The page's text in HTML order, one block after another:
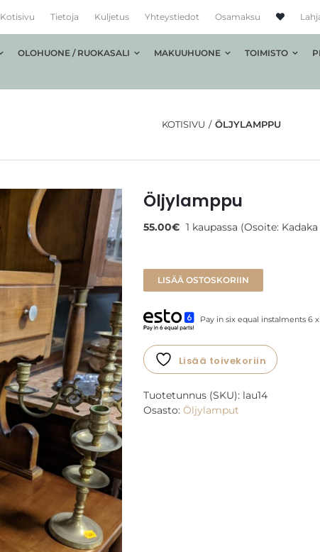
Kotisivu Tietoja Kuljetus Yhteystiedot Osamaksu
OLOHUONE / RUOKASALI MAKUUHUONE TOIMISTO
KOTISIVU ÖLJYLAMPPU
Öljylamppu
55.00€ 1 kaupassa (Osoite:
LISÄÄ OSTOSKORIIN
Pay in six equal instalments 6 x
Lisää toivekoriin
Tuotetunnus (SKU): lau14
Osasto: Öljylamput